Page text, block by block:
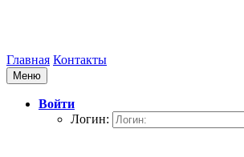
Главная Контакты
Меню
Войти
Логин: